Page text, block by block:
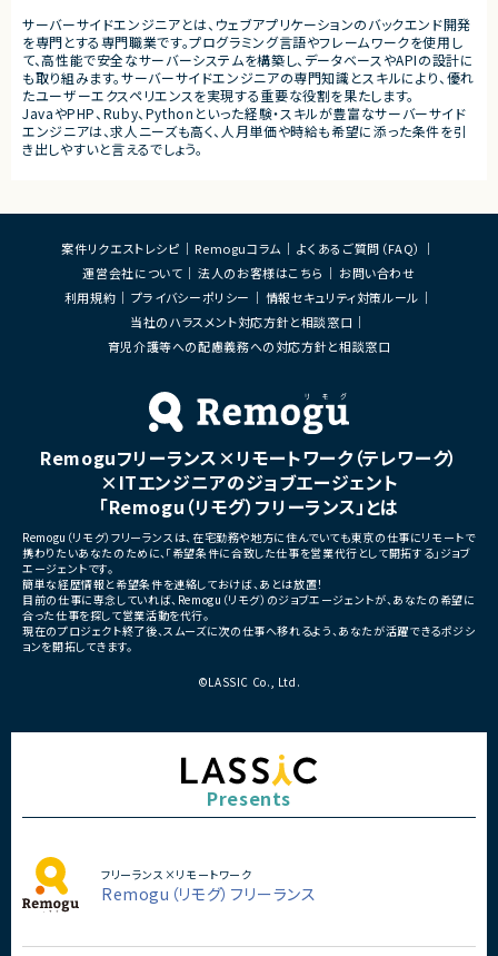
・仕様設計
・プロダクト企画
・開発推進
・運用改善
■その他補足
・フルリモート勤務可能
・10:15から朝会あり
サーバーサイドエンジニアとは、ウェブアプリケーションのバックエンド開発
を専門とする専門職業です。プログラミング言語やフレームワークを使用し
て、高性能で安全なサーバーシステムを構築し、データベースやAPIの設計に
も取り組みます。サーバーサイドエンジニアの専門知識とスキルにより、優れ
たユーザーエクスペリエンスを実現する重要な役割を果たします。
JavaやPHP、Ruby、Pythonといった経験・スキルが豊富なサーバーサイド
エンジニアは、求人ニーズも高く、人月単価や時給も希望に添った条件を引
き出しやすいと言えるでしょう。
案件リクエストレシピ Remoguコラム
よくあるご質問（FAQ）
運営会社について
法人のお客様はこちら
お問い合わせ
利用規約
プライバシーポリシー
情報セキュリティ対策ルール
当社のハラスメント対応方針と相談窓口
育児介護等への配慮義務への対応方針と相談窓口
Remoguフリーランス×リモートワーク（テレワーク）
×ITエンジニアのジョブエージェント
「Remogu（リモグ）フリーランス」とは
Remogu（リモグ）フリーランスは、在宅勤務や地方に住んでいても東京の仕事にリモートで
携わりたいあなたのために、「希望条件に合致した仕事を営業代行として開拓する」ジョブ
エージェントです。
簡単な経歴情報と希望条件を連絡しておけば、あとは放置！
目前の仕事に専念していれば、Remogu（リモグ）のジョブエージェントが、あなたの希望に
合った仕事を探して営業活動を代行。
現在のプロジェクト終了後、スムーズに次の仕事へ移れるよう、あなたが活躍できるポジシ
ョンを開拓してきます。
©LASSIC Co., Ltd.
Presents
フリーランス×リモートワーク
Remogu（リモグ）フリーランス